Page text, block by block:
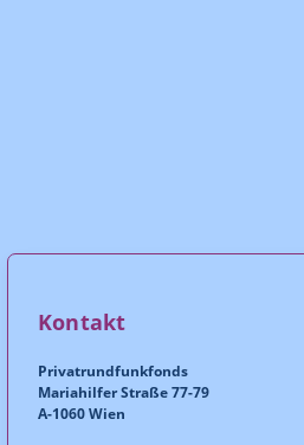
Kontakt
Privatrundfunkfonds
Mariahilfer Straße 77-79
A-1060 Wien